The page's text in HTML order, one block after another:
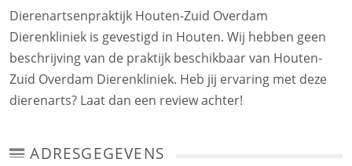
Dierenartsenpraktijk Houten-Zuid Overdam
Dierenkliniek is gevestigd in Houten. Wij hebben geen
beschrijving van de praktijk beschikbaar van Houten-
Zuid Overdam Dierenkliniek. Heb jij ervaring met deze
dierenarts? Laat dan een review achter!
ADRESGEGEVENS